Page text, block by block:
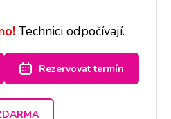
Technici odpočívají.
Rezervovat termín